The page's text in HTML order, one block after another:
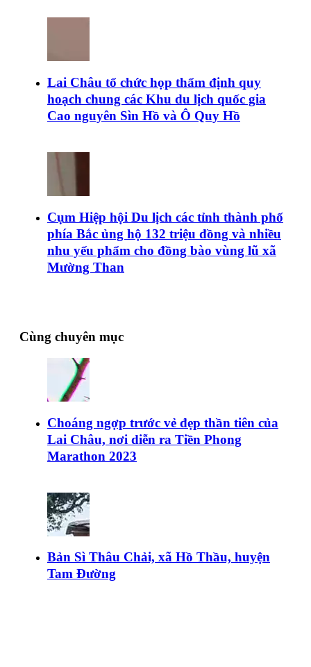
Lai Châu tổ chức họp thẩm định quy
hoạch chung các Khu du lịch quốc gia
Cao nguyên Sìn Hồ và Ô Quy Hồ
Cụm Hiệp hội Du lịch các tỉnh thành phố
phía Bắc ủng hộ 132 triệu đồng và nhiều
nhu yếu phẩm cho đồng bào vùng lũ xã
Mường Than
Cùng chuyên mục
Choáng ngợp trước vẻ đẹp thần tiên của
Lai Châu, nơi diễn ra Tiền Phong
Marathon 2023
Bản Sì Thâu Chải, xã Hồ Thầu, huyện
Tam Đường